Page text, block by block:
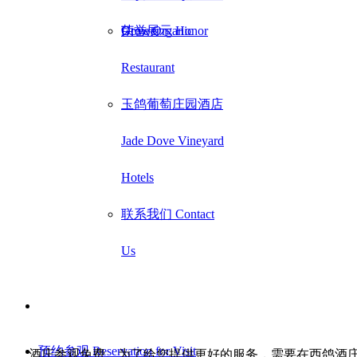
Grower
荣誉展示 Honor
Dove Organic
Restaurant
玉鸽葡萄庄园酒店
Jade Dove Vineyard
Hotels
联系我们 Contact
Us
预约参观 Reservation for Visit
酒庄参观免费。为了给您提供更好的服务，需要在西鸽酒